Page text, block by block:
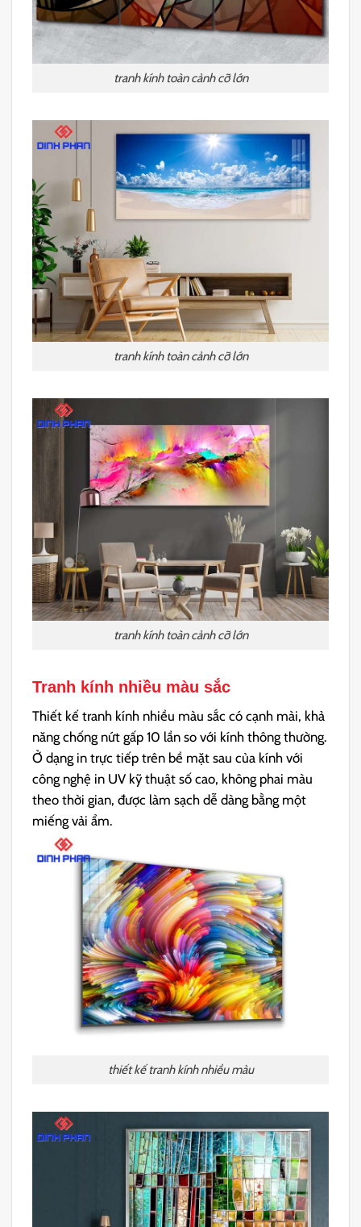
tranh kính toàn cảnh cỡ lớn
tranh kính toàn cảnh cỡ lớn
tranh kính toàn cảnh cỡ lớn
Tranh kính nhiều màu sắc
Thiết kế tranh kính nhiều màu sắc có cạnh mài, khả
năng chống nứt gấp 10 lần so với kính thông thường.
Ở dạng in trực tiếp trên bề mặt sau của kính với
công nghệ in UV kỹ thuật số cao, không phai màu
theo thời gian, được làm sạch dễ dàng bằng một
miếng vải ẩm.
thiết kế tranh kính nhiều màu